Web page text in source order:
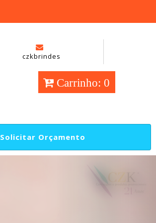
czkbrindes
Carrinho: 0
Solicitar Orçamento